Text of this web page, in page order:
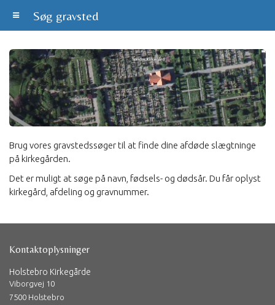
Søg gravsted
Brug vores gravstedssøger til at finde dine afdøde slægtninge
på kirkegården.
Det er muligt at søge på navn, fødsels- og dødsår. Du får oplyst
kirkegård, afdeling og gravnummer.
Kontaktoplysninger
Holstebro Kirkegårde
Viborgvej 10
7500 Holstebro